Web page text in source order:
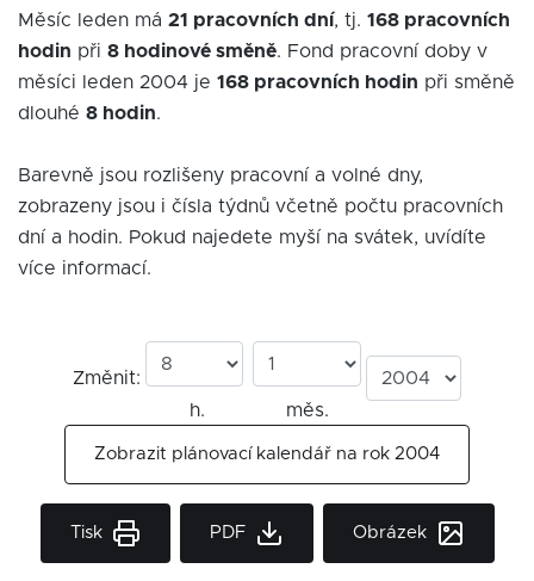
Měsíc leden má 21 pracovních dní, tj. 168 pracovních
hodin při 8 hodinové směně. Fond pracovní doby v
měsíci leden 2004 je 168 pracovních hodin při směně
dlouhé 8 hodin.
Barevně jsou rozlišeny pracovní a volné dny,
zobrazeny jsou i čísla týdnů včetně počtu pracovních
dní a hodin. Pokud najedete myší na svátek, uvídíte
více informací.
Změnit:
h.
měs.
Zobrazit plánovací kalendář na rok 2004
Tisk PDF Obrázek